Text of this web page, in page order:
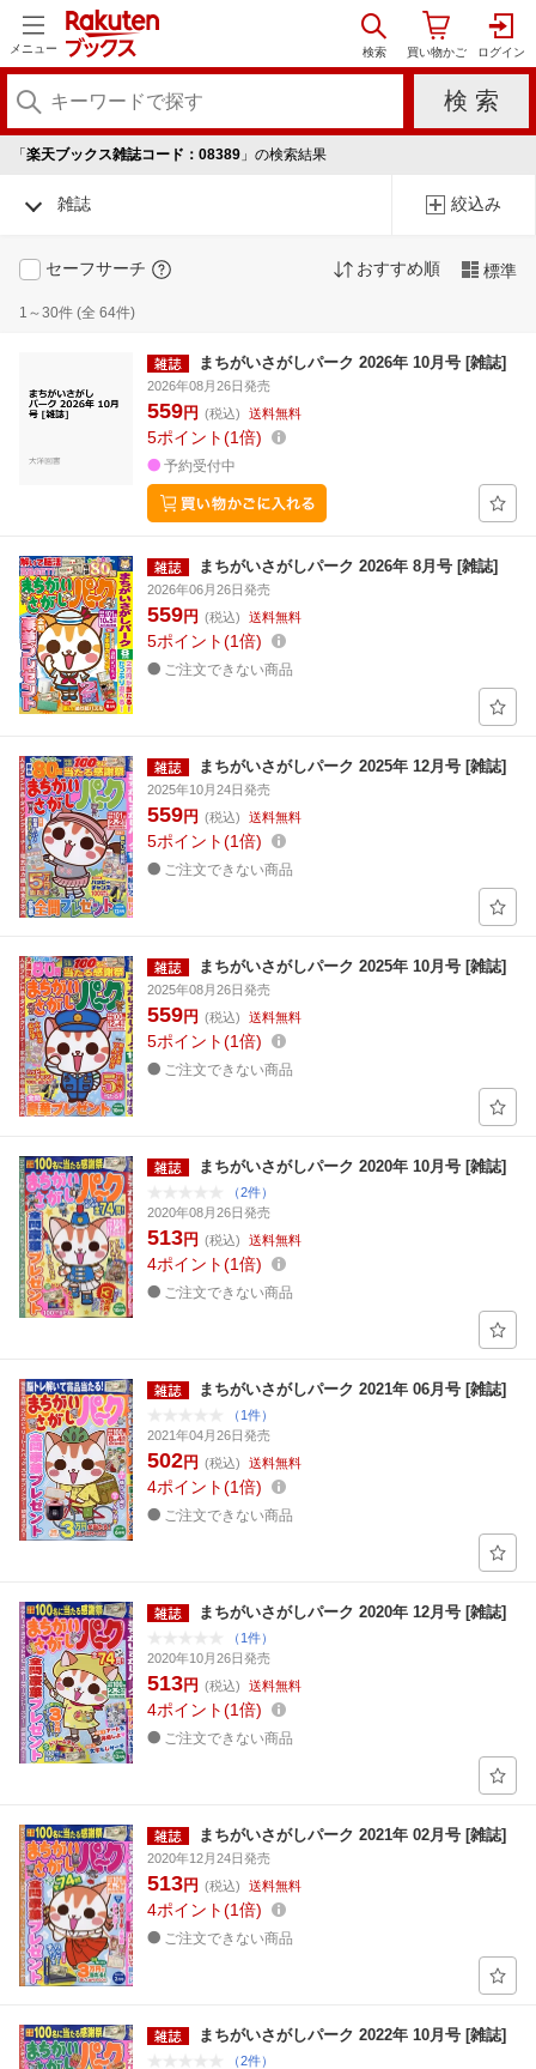
メニュー
「 楽天ブックス雑誌コード：08389 」の検索結果
雑誌 絞込み
セーフサーチ おすすめ順 標準
1～30件 (全 64件)
まちがいさがしパーク 2026年 10月号 [雑誌]
2026年08月26日発売
559円 (税込) 送料無料
5ポイント 1倍
予約受付中
まちがいさがしパーク 2026年 8月号 [雑誌]
2026年06月26日発売
559円 (税込) 送料無料
5ポイント 1倍
ご注文できない商品
まちがいさがしパーク 2025年 12月号 [雑誌]
2025年10月24日発売
559円 (税込) 送料無料
5ポイント 1倍
ご注文できない商品
まちがいさがしパーク 2025年 10月号 [雑誌]
2025年08月26日発売
559円 (税込) 送料無料
5ポイント 1倍
ご注文できない商品
まちがいさがしパーク 2020年 10月号 [雑誌]
（2件）
2020年08月26日発売
513円 (税込) 送料無料
4ポイント 1倍
ご注文できない商品
まちがいさがしパーク 2021年 06月号 [雑誌]
（1件）
2021年04月26日発売
502円 (税込) 送料無料
4ポイント 1倍
ご注文できない商品
まちがいさがしパーク 2020年 12月号 [雑誌]
（1件）
2020年10月26日発売
513円 (税込) 送料無料
4ポイント 1倍
ご注文できない商品
まちがいさがしパーク 2021年 02月号 [雑誌]
2020年12月24日発売
513円 (税込) 送料無料
4ポイント 1倍
ご注文できない商品
まちがいさがしパーク 2022年 10月号 [雑誌]
（2件）